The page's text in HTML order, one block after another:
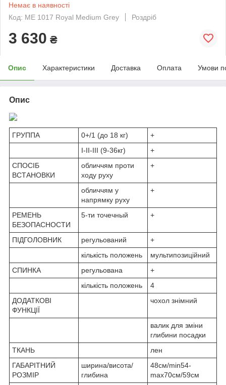
Немає в наявності
Код: ME 1017 Royal Medium Grey
Роздріб
3 630 ₴
Опис Характеристики Доставка Оплата Умови
Опис
ГРУППА 0+/1 (до 18 кг)
+
I-II-III (9-36кг)
+
СПОСІБ
ВСТАНОВКИ
обличчям проти
ходу руху
+
обличчям у
напрямку руху
+
РЕМЕНЬ
БЕЗОПАСНОСТИ
5-ти точечный +
ПІДГОЛОВНИК регульований
+
кількість положень
мультипозиційний
СПИНКА
регульована
+
кількість положень
4
ДОДАТКОВІ
ФУНКЦІЇ
чохол знімний
валик для зміни
глибини посадки
ТКАНЬ
лен
ГАБАРІТНИЙ
РОЗМІР
ширина/висота/
глибина
48см/min54-
max70см/59см